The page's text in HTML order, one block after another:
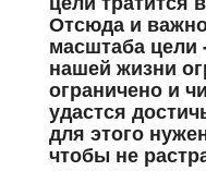
Отсюда и
масштаба цели
нашей жизни
ограничено и
удастся
для этого
чтобы не